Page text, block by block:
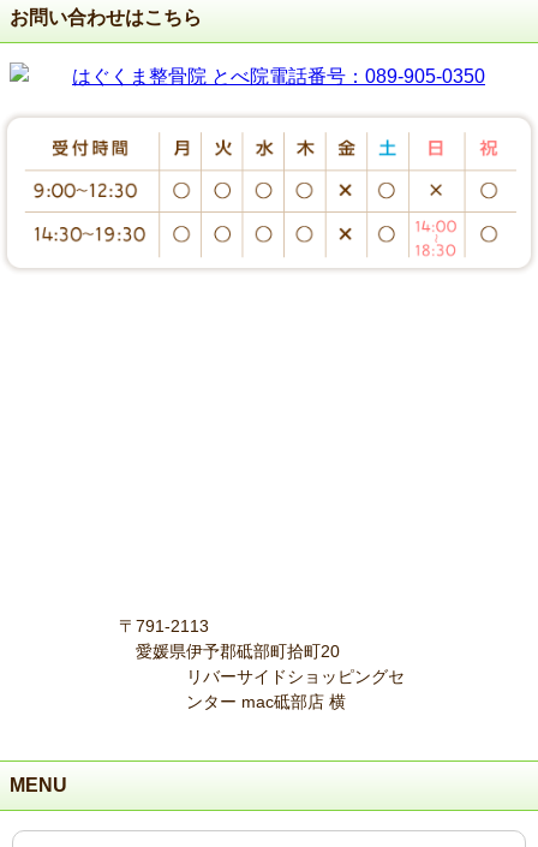
お問い合わせはこちら
〒791-2113
愛媛県伊予郡砥部町拾町20
リバーサイドショッピングセ
ンター mac砥部店 横
MENU